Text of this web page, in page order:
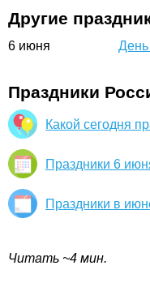
Другие
6 июня День
Праздники
Какой сегодня
Праздники 6
Праздники в
Читать ~4 мин.